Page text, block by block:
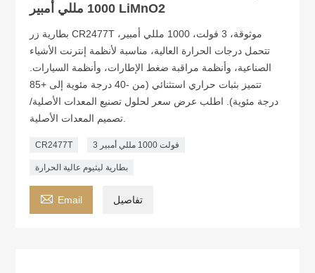
1000 مللي أمبير LiMnO2
بطارية زر CR2477T موثوقة، 3 فولت، 1000 مللي أمبير،
تتحمل درجات الحرارة العالية، مناسبة لأنظمة إنترنت الأشياء
الصناعية، وأنظمة مراقبة ضغط الإطارات، وأنظمة السيارات.
تتميز بثبات حراري استثنائي (من -40 درجة مئوية إلى +85
درجة مئوية). اطلب عرض سعر لحلول تصنيع المعدات الأصلية/
CR2477T 3 فولت 1000 مللي أمبير
بطارية ليثيوم عالية الحرارة
 Email تفاصيل